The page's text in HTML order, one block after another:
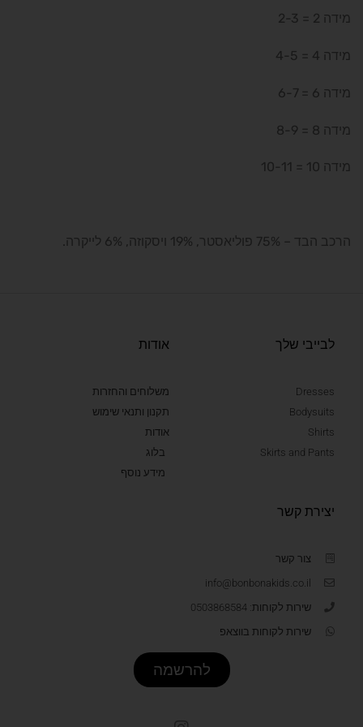
מידה 2 = 2-3
מידה 4 = 4-5
מידה 6 = 6-7
מידה 8 = 8-9
מידה 10 = 10-11
הרכב הבד – 75% פוליאסטר, 19% ויסקוזה, 6% לייקרה.
לבייבי שלך
Dresses
Bodysuits
Shirts
Skirts and Pants
אודות
משלוחים והחזרות
תקנון ותנאי שימוש
אודות
בלוג
מידע נוסף
יצירת קשר
צור קשר
info@bonbonakids.co.il
שירות לקוחות: 0503868584
שירות לקוחות בווצאפ
להרשמה